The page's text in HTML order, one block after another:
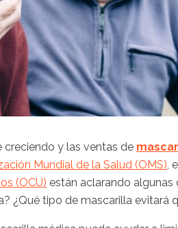
creciendo y las ventas de
Mundial de la Salud (OMS) ,
(OCU) están aclarando
¿Qué tipo de mascarilla evitará